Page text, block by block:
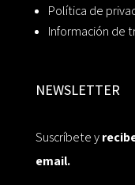
Política de
Información de
NEWSLETTER
Suscríbete y
email.